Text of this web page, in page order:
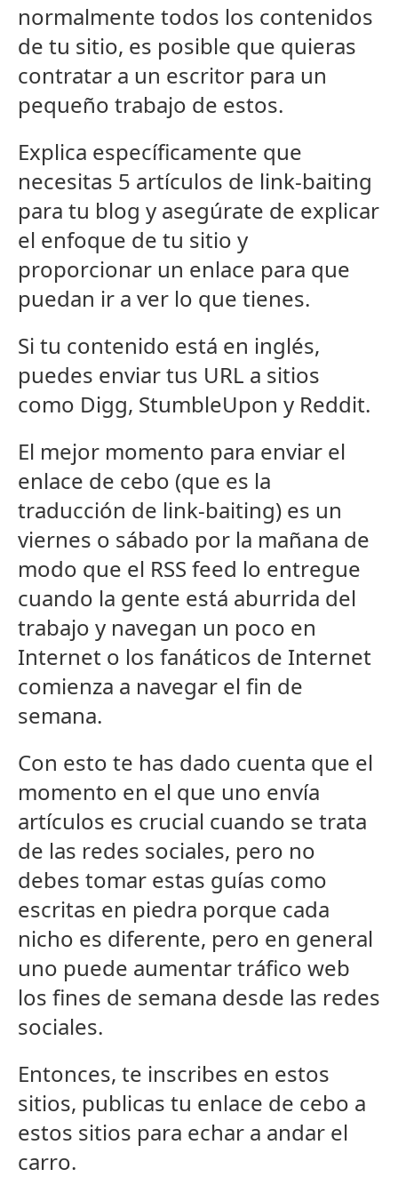
normalmente todos los contenidos
de tu sitio, es posible que quieras
contratar a un escritor para un
pequeño trabajo de estos.
Explica específicamente que
necesitas 5 artículos de link-baiting
para tu blog y asegúrate de explicar
el enfoque de tu sitio y
proporcionar un enlace para que
puedan ir a ver lo que tienes.
Si tu contenido está en inglés,
puedes enviar tus URL a sitios
como Digg, StumbleUpon y Reddit.
El mejor momento para enviar el
enlace de cebo (que es la
traducción de link-baiting) es un
viernes o sábado por la mañana de
modo que el RSS feed lo entregue
cuando la gente está aburrida del
trabajo y navegan un poco en
Internet o los fanáticos de Internet
comienza a navegar el fin de
semana.
Con esto te has dado cuenta que el
momento en el que uno envía
artículos es crucial cuando se trata
de las redes sociales, pero no
debes tomar estas guías como
escritas en piedra porque cada
nicho es diferente, pero en general
uno puede aumentar tráfico web
los fines de semana desde las redes
sociales.
Entonces, te inscribes en estos
sitios, publicas tu enlace de cebo a
estos sitios para echar a andar el
carro.